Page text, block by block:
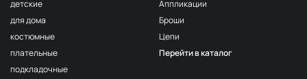
детские
для дома
костюмные
плательные
подкладочные
Аппликации
Броши
Цепи
Перейти в каталог